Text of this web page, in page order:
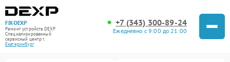
FIX-DEXP
Ремонт устройств DEXP
Специализированный
cервисный центр г.
Екатеринбург
+7 (343) 300-89-24
Ежедневно с 9:00 до 21:00